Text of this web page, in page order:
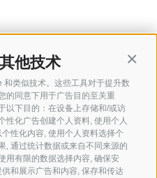
他技术
和类似技术。这些工具对于提升数
的同意下用于广告目的至关重
以下目的：在设备上存储和/或访
性化广告创建个人资料, 使用个人
性化内容, 使用个人资料选择个
, 通过统计数据或来自不同来源的
用有限的数据选择内容, 确保安
和展示广告和内容, 保存和传达
术表